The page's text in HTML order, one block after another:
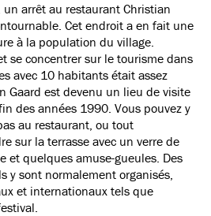
arrêt au restaurant Christian
Cet endroit a en fait une
à la population du village.
se concentrer sur le tourisme dans
avec 10 habitants était assez
Gaard est devenu un lieu de visite
des années 1990. Vous pouvez y
au restaurant, ou tout
sur la terrasse avec un verre de
et quelques amuse-gueules. Des
y sont normalement organisés,
et internationaux tels que